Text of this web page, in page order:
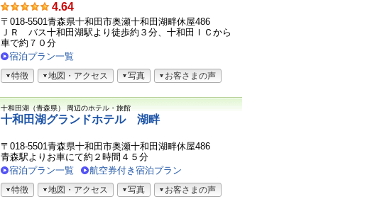
お
客
さ
ま
の
声
4.64
〒018-5501青森県十和田市奥瀬十和田湖畔休屋486
ＪＲ バス十和田湖駅より徒歩約３分、十和田ＩＣから
車で約７０分
宿泊プラン一覧
特徴 地図・アクセス 写真 お客さまの声
十和田湖（青森県） 周辺のホテル・旅館
十和田湖グランドホテル 湖畔
〒018-5501青森県十和田市奥瀬十和田湖畔休屋486
青森駅よりお車にて約２時間４５分
宿泊プラン一覧
航空券付き宿泊プラン
特徴 地図・アクセス 写真 お客さまの声